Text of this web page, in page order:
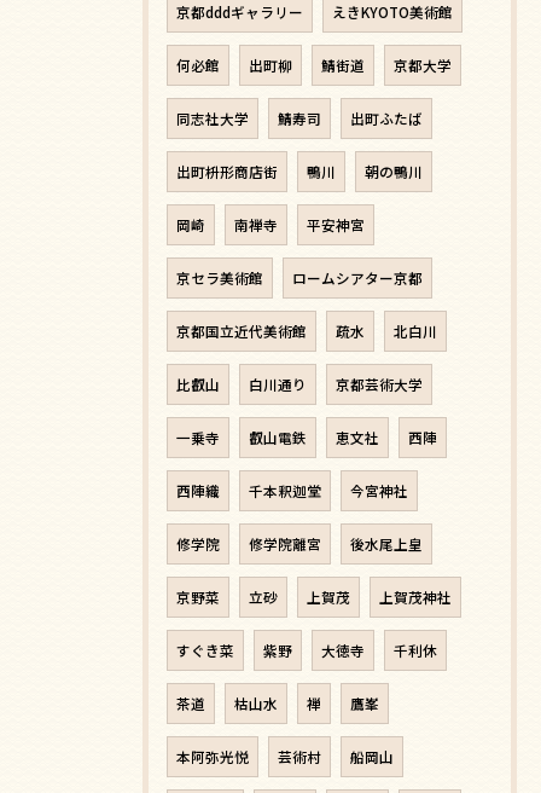
京都dddギャラリー えきKYOTO美術館
何必館 出町柳 鯖街道 京都大学
同志社大学 鯖寿司 出町ふたば
出町枡形商店街 鴨川 朝の鴨川
岡崎 南禅寺 平安神宮
京セラ美術館 ロームシアター京都
京都国立近代美術館 疏水 北白川
比叡山 白川通り 京都芸術大学
一乗寺 叡山電鉄 恵文社 西陣
西陣織 千本釈迦堂 今宮神社
修学院 修学院離宮 後水尾上皇
京野菜 立砂 上賀茂 上賀茂神社
すぐき菜 紫野 大徳寺 千利休
茶道 枯山水 禅 鷹峯
本阿弥光悦 芸術村 船岡山